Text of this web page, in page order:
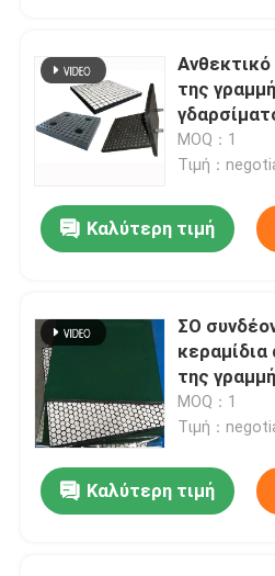
Προϊόντα
Βίντεο
Σχετικά με εμάς
της
MOQ：1
Τιμή：
Καλύτερη τιμή
ΣΟ
της
στρώματος
MOQ：1
Τιμή：
Καλύτερη τιμή